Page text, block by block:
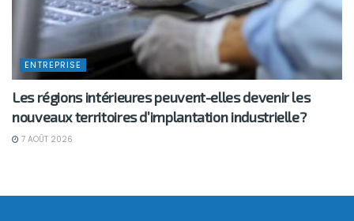
ENTREPRISE
Les régions intérieures peuvent-elles devenir les
nouveaux territoires d’implantation industrielle?
7 AOÛT 2026